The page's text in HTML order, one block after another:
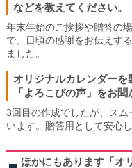
などを教えてください。
年末年始のご挨拶や贈答の
で、日頃の感謝をお伝えす
ました。
オリジナルカレンダー
「よろこびの声」をお聞
3回目の作成でしたが、ス
います。贈答用として安心
ほかにもあります「オ